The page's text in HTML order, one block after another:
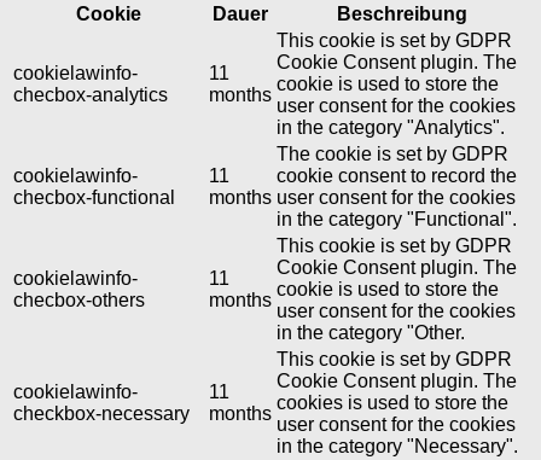
Cookie
Dauer Beschreibung
cookielawinfo-
checbox-analytics
11
months
This cookie is set by GDPR
Cookie Consent plugin. The
cookie is used to store the
user consent for the cookies
in the category "Analytics".
cookielawinfo-
checbox-functional
11
months
The cookie is set by GDPR
cookie consent to record the
user consent for the cookies
in the category "Functional".
cookielawinfo-
checbox-others
11
months
This cookie is set by GDPR
Cookie Consent plugin. The
cookie is used to store the
user consent for the cookies
in the category "Other.
cookielawinfo-
checkbox-necessary
11
months
This cookie is set by GDPR
Cookie Consent plugin. The
cookies is used to store the
user consent for the cookies
in the category "Necessary".